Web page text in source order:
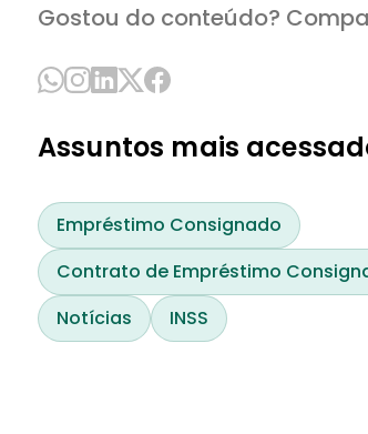
Gostou do conteúdo?
Assuntos mais
Empréstimo Consignado
Contrato de Empréstimo
Notícias
INSS